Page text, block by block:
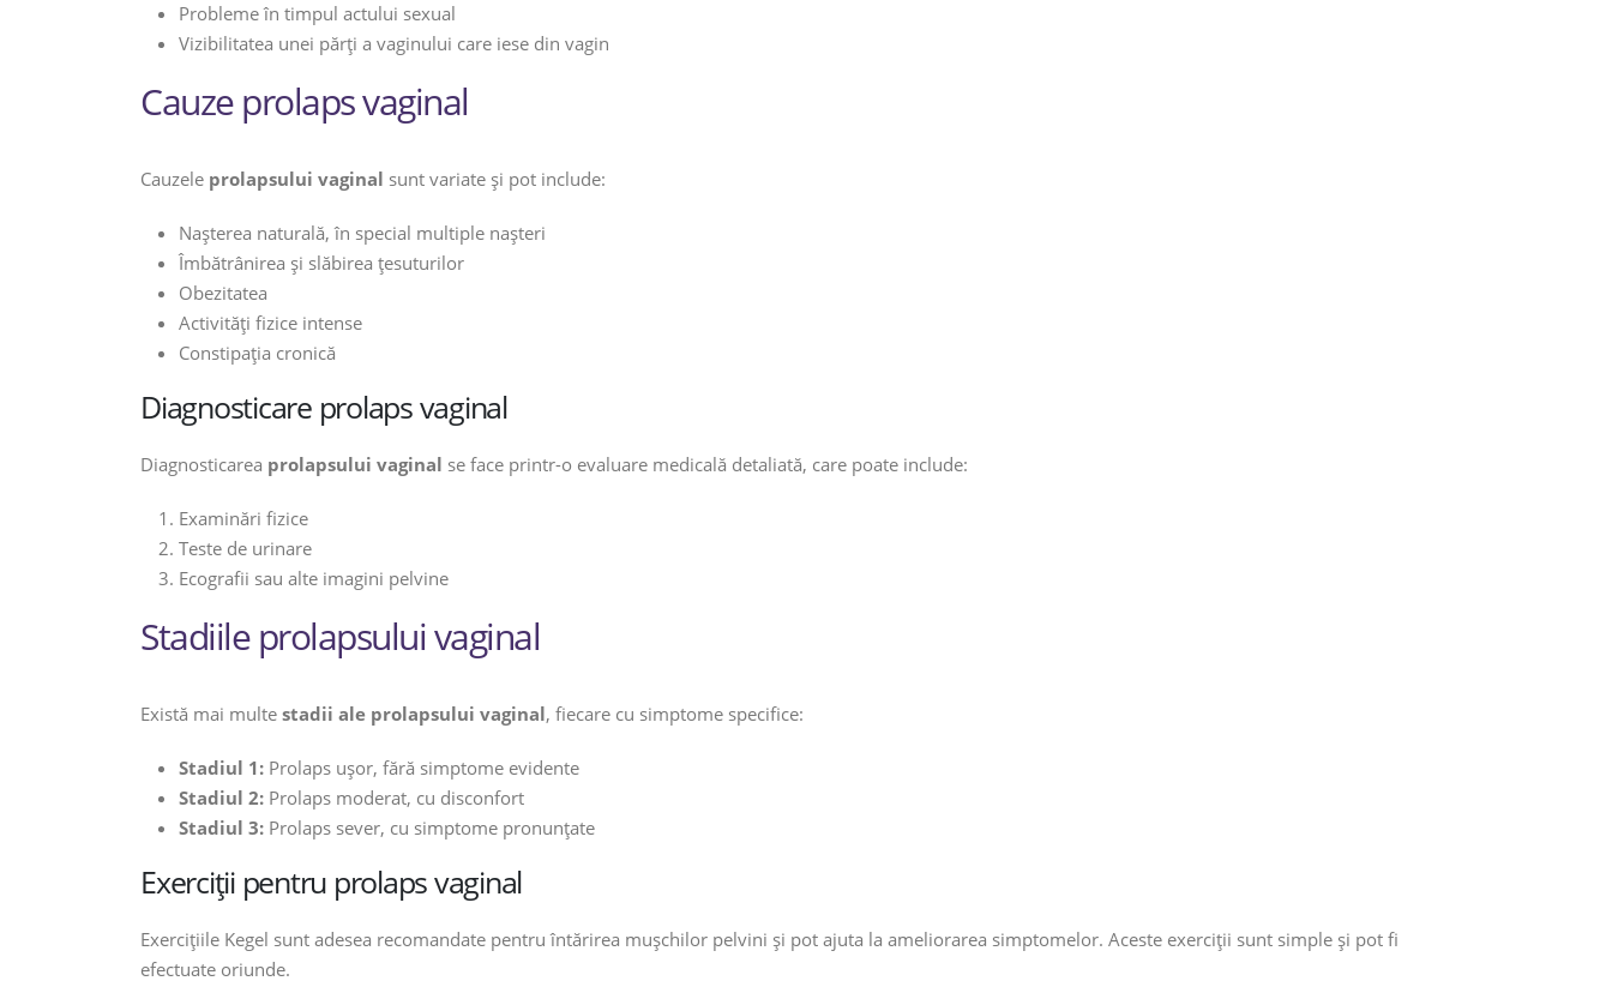
Probleme în timpul actului sexual
Vizibilitatea unei părți a vaginului care iese din vagin
Cauze prolaps vaginal
Cauzele prolapsului vaginal sunt variate și pot include:
Nașterea naturală, în special multiple nașteri
Îmbătrânirea și slăbirea țesuturilor
Obezitatea
Activități fizice intense
Constipația cronică
Diagnosticare prolaps vaginal
Diagnosticarea prolapsului vaginal se face printr-o evaluare medicală detaliată, care poate include:
Examinări fizice
Teste de urinare
Ecografii sau alte imagini pelvine
Stadiile prolapsului vaginal
Există mai multe stadii ale prolapsului vaginal, fiecare cu simptome specifice:
Stadiul 1: Prolaps ușor, fără simptome evidente
Stadiul 2: Prolaps moderat, cu disconfort
Stadiul 3: Prolaps sever, cu simptome pronunțate
Exerciții pentru prolaps vaginal
Exercițiile Kegel sunt adesea recomandate pentru întărirea mușchilor pelvini și pot ajuta la ameliorarea simptomelor. Aceste exerciții sunt simple și pot fi
efectuate oriunde.